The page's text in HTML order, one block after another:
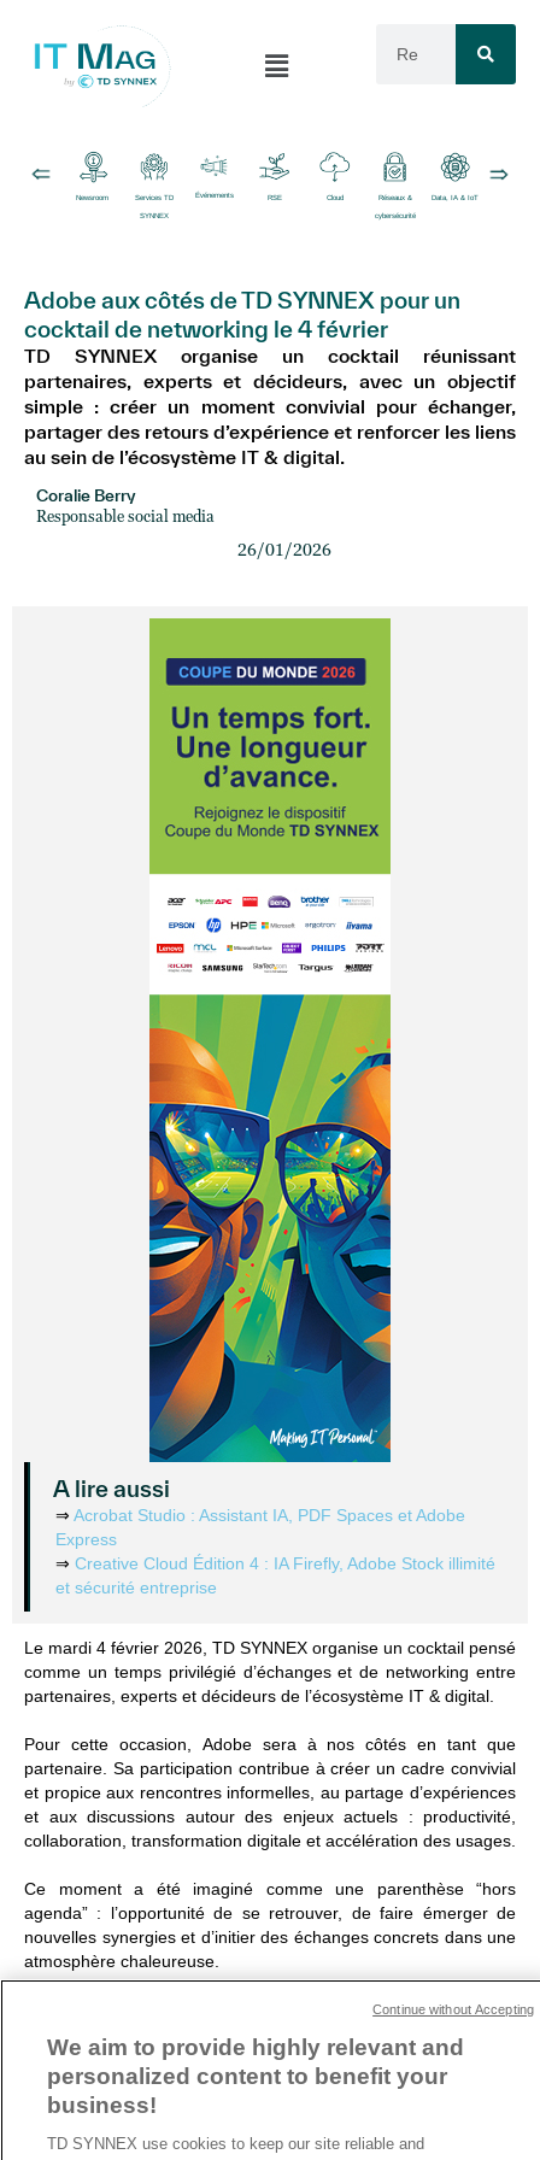
Newsroom Services TD
SYNNEX
Événements RSE Cloud Réseaux &
cybersécurité
Data, IA & IoT
Adobe aux côtés de TD SYNNEX pour un
cocktail de networking le 4 février
TD SYNNEX organise un cocktail réunissant
partenaires, experts et décideurs, avec un objectif
simple : créer un moment convivial pour échanger,
partager des retours d’expérience et renforcer les liens
au sein de l’écosystème IT & digital.
Coralie Berry
Responsable social media
26/01/2026
Le mardi 4 février 2026 , TD SYNNEX organise un cocktail pensé
comme un temps privilégié d’échanges et de networking entre
partenaires, experts et décideurs de l’écosystème IT & digital.
Pour cette occasion, Adobesera à nos côtés en tant que
partenaire. Sa participation contribue à créer un cadre convivial
et propice aux rencontres informelles, au partage d’expériences
et aux discussions autour des enjeux actuels : productivité
collaboration transformation digitale et accélération des usages
Ce moment a été imaginé comme une parenthèse “hors
agenda” : l’opportunité de se retrouver, de faire émerger de
nouvelles synergies et d’initier des échanges concrets dans une
atmosphère chaleureuse.
Vous souhaitez en savoir plus sur ce cocktail ou sur la présence
Contactez-nous : AdobeFR.eu@tdsynnex.com
A lire aussi
⇒ Acrobat Studio : Assistant IA, PDF Spaces et Adobe
Express
⇒ Creative Cloud Édition 4 : IA Firefly, Adobe Stock illimité
et sécurité entreprise
ARTICLE PRÉCÉDENT ARTICLE SUIVANT
We aim to provide highly relevant and
personalized content to benefit your
business!
TD SYNNEX use cookies to keep our site reliable and
Continue without Accepting